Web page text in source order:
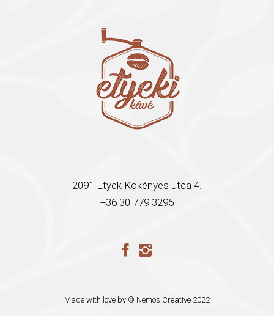
2091 Etyek Kökényes utca 4.
+36 30 779 3295
Made with love by © Nemos Creative 2022